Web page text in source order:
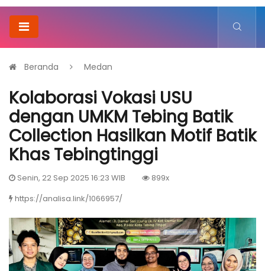
Beranda Medan
Kolaborasi Vokasi USU
dengan UMKM Tebing Batik
Collection Hasilkan Motif Batik
Khas Tebingtinggi
Senin, 22 Sep 2025 16:23 WIB
899x
https://analisa.link/1066957/